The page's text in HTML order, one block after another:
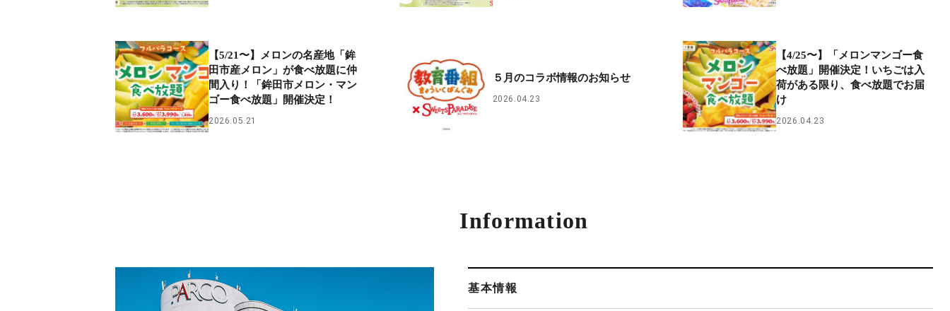
【5/21〜】メロンの名産地「鉾
田市産メロン」が食べ放題に仲
間入り！「鉾田市メロン・マン
ゴー食べ放題」開催決定！
2026.05.21
５月のコラボ情報のお知らせ
2026.04.23
【4/25〜】「メロンマンゴー食
べ放題」開催決定！いちごは入
荷がある限り、食べ放題でお届
け
2026.04.23
Information
基本情報